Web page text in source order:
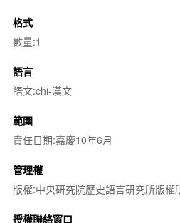
格式
數量:1
語言
語文:chi-漢文
範圍
責任日期:嘉慶10年6月
管理權
版權:中央研究院歷史語言研究所版權
授權聯絡窗口